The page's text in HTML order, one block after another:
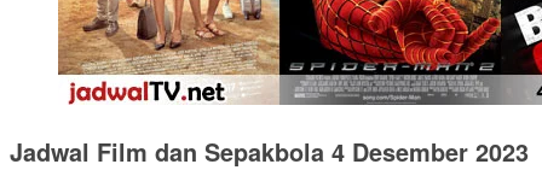
Jadwal Film dan Sepakbola 4 Desember 2023